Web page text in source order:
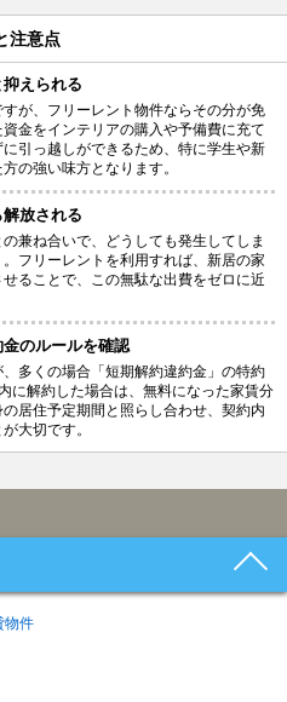
注意点
えられる
が、フリーレント物件ならその分が免
金をインテリアの購入や予備費に充て
引っ越しができるため、特に学生や新
の強い味方となります。
解放される
兼ね合いで、どうしても発生してしま
フリーレントを利用すれば、新居の家
ることで、この無駄な出費をゼロに近
金のルールを確認
多くの場合「短期解約違約金」の特約
に解約した場合は、無料になった家賃分
居住予定期間と照らし合わせ、契約内
大切です。
物件